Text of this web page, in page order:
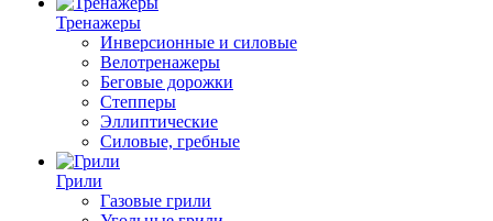
Тренажеры
Инверсионные и силовые
Велотренажеры
Беговые дорожки
Степперы
Эллиптические
Силовые, гребные
Грили
Газовые грили